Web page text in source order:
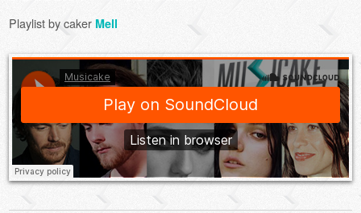
Playlist by caker Mell